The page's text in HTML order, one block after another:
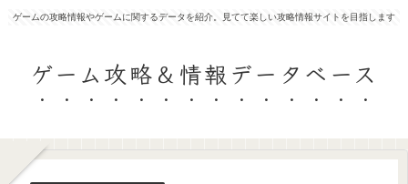
ゲームの攻略情報やゲームに関するデータを紹介。見てて楽しい攻略情報サイトを目指します
ゲーム攻略＆情報データベース